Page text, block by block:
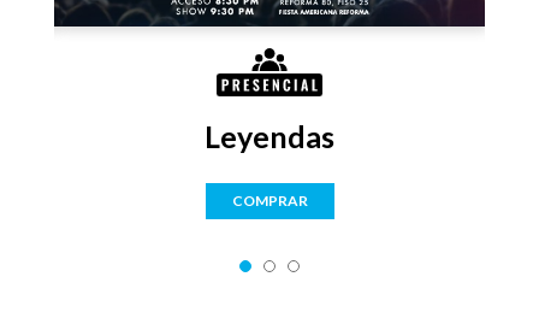
Leyendas
COMPRAR